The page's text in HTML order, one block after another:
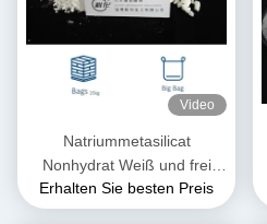
Video
Natriummetasilicat
Nonhydrat Weiß und frei
fließend Granulat / Pulver
13517-24-3
Erhalten Sie besten Preis